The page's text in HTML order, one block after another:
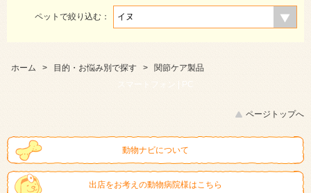
ペットで絞り込む：
ホーム > 目的・お悩み別で探す >
関節ケア製品
スマートフォン |
PC
ページトップへ
動物ナビについて
出店をお考えの動物病院様はこちら